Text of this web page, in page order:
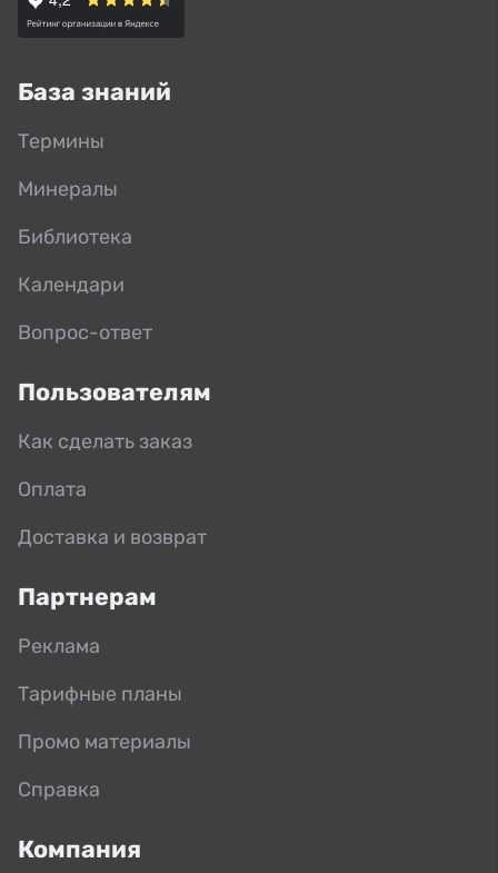
База знаний
Термины
Минералы
Библиотека
Календари
Вопрос-ответ
Пользователям
Как сделать заказ
Оплата
Доставка и возврат
Партнерам
Реклама
Тарифные планы
Промо материалы
Справка
Компания